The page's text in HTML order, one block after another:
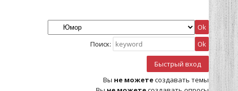
Поиск:
Вы не можетесоздавать темы